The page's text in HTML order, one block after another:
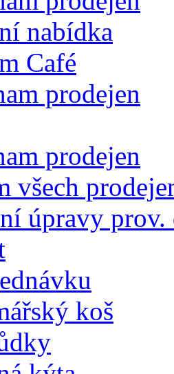
nabídka
Café
prodejen
prodejen
všech
úpravy prov.
koš